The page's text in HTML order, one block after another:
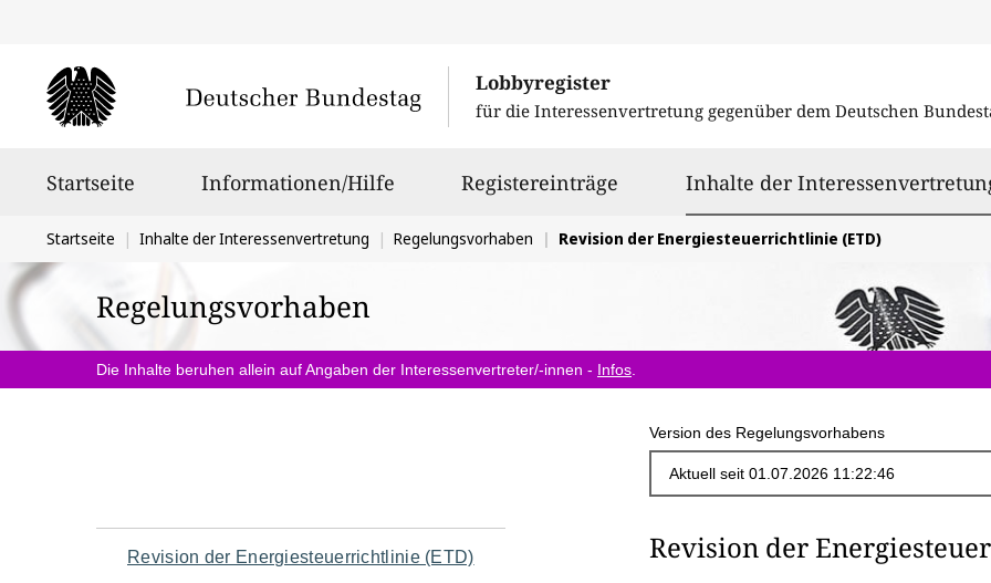
Lobbyregister
für die Interessenvertretung gegenüber dem Deutschen
Startseite Informationen/Hilfe Registereinträge Inhalte der
Sie
befinden
sich
hier:
Startseite Inhalte der Interessenvertretung Regelungsvorhaben Revision der Energiesteuerrichtlinie (ETD)
Regelungsvorhaben
Die Inhalte beruhen allein auf Angaben der Interessenvertreter/-innen - Infos
Version des Regelungsvorhabens
Navigation
Revision der Energiesteuerrichtlinie (ETD) Revision der